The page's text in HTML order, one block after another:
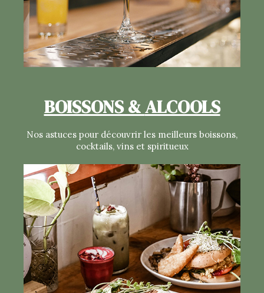
BOISSONS &ALCOOLS
Nos astuces pour découvrir les meilleurs boissons,
cocktails, vins et spiritueux